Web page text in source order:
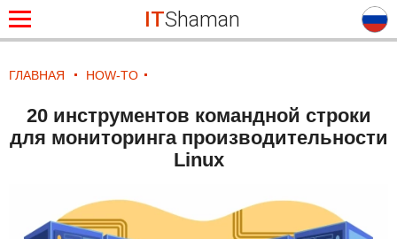
ITShaman
ГЛАВНАЯ HOW-TO
20 инструментов командной строки
для мониторинга производительности
Linux